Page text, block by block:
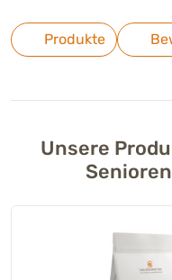
Produkte
Unsere